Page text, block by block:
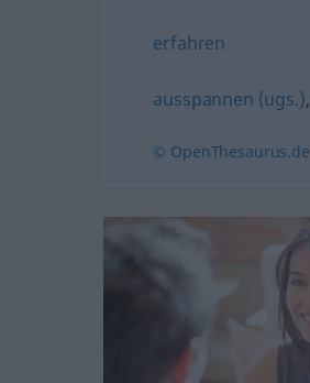
erfahren
ausspannen (ugs.),
© OpenThesaurus.de